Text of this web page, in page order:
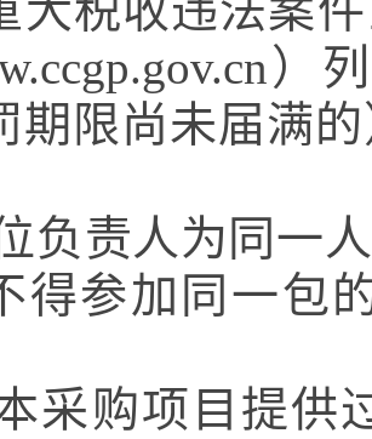
）
期限尚未届满
负责人为同一
得参加同一包
采购项目提供